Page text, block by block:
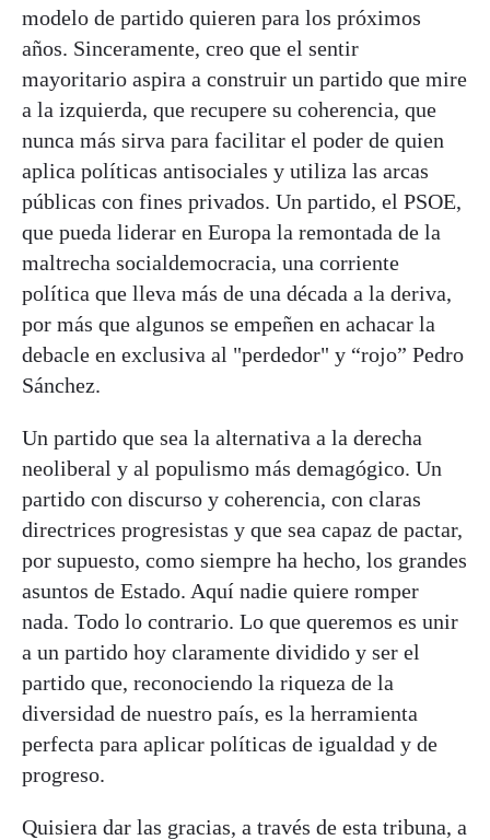
modelo de partido quieren para los próximos
años. Sinceramente, creo que el sentir
mayoritario aspira a construir un partido que mire
a la izquierda, que recupere su coherencia, que
nunca más sirva para facilitar el poder de quien
aplica políticas antisociales y utiliza las arcas
públicas con fines privados. Un partido, el PSOE,
que pueda liderar en Europa la remontada de la
maltrecha socialdemocracia, una corriente
política que lleva más de una década a la deriva,
por más que algunos se empeñen en achacar la
debacle en exclusiva al "perdedor" y “rojo” Pedro
Sánchez.
Un partido que sea la alternativa a la derecha
neoliberal y al populismo más demagógico. Un
partido con discurso y coherencia, con claras
directrices progresistas y que sea capaz de pactar,
por supuesto, como siempre ha hecho, los grandes
asuntos de Estado. Aquí nadie quiere romper
nada. Todo lo contrario. Lo que queremos es unir
a un partido hoy claramente dividido y ser el
partido que, reconociendo la riqueza de la
diversidad de nuestro país, es la herramienta
perfecta para aplicar políticas de igualdad y de
progreso.
Quisiera dar las gracias, a través de esta tribuna, a